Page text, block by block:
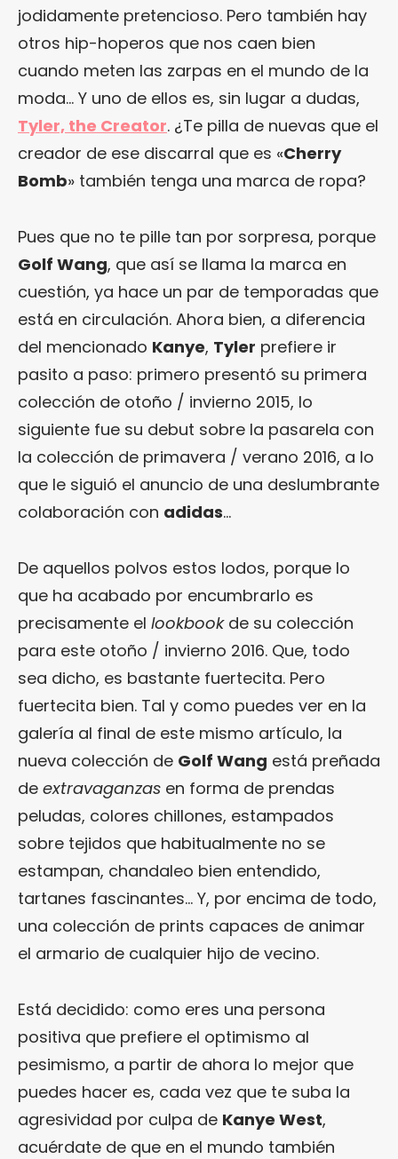
jodidamente pretencioso. Pero también hay
otros hip-hoperos que nos caen bien
cuando meten las zarpas en el mundo de la
moda… Y uno de ellos es, sin lugar a dudas,
Tyler, the Creator. ¿Te pilla de nuevas que el
creador de ese discarral que es «Cherry
Bomb» también tenga una marca de ropa?
Pues que no te pille tan por sorpresa, porque
Golf Wang, que así se llama la marca en
cuestión, ya hace un par de temporadas que
está en circulación. Ahora bien, a diferencia
del mencionado Kanye, Tyler prefiere ir
pasito a paso: primero presentó su primera
colección de otoño / invierno 2015, lo
siguiente fue su debut sobre la pasarela con
la colección de primavera / verano 2016, a lo
que le siguió el anuncio de una deslumbrante
colaboración con adidas…
De aquellos polvos estos lodos, porque lo
que ha acabado por encumbrarlo es
precisamente el lookbookde su colección
para este otoño / invierno 2016. Que, todo
sea dicho, es bastante fuertecita. Pero
fuertecita bien. Tal y como puedes ver en la
galería al final de este mismo artículo, la
nueva colección de Golf Wang está preñada
de extravaganzas en forma de prendas
peludas, colores chillones, estampados
sobre tejidos que habitualmente no se
estampan, chandaleo bien entendido,
tartanes fascinantes… Y, por encima de todo,
una colección de prints capaces de animar
el armario de cualquier hijo de vecino.
Está decidido: como eres una persona
positiva que prefiere el optimismo al
pesimismo, a partir de ahora lo mejor que
puedes hacer es, cada vez que te suba la
agresividad por culpa de Kanye West,
acuérdate de que en el mundo también